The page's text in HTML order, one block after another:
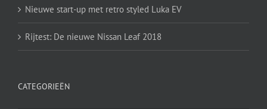
Nieuwe start-up met retro styled Luka EV
Rijtest: De nieuwe Nissan Leaf 2018
CATEGORIEËN